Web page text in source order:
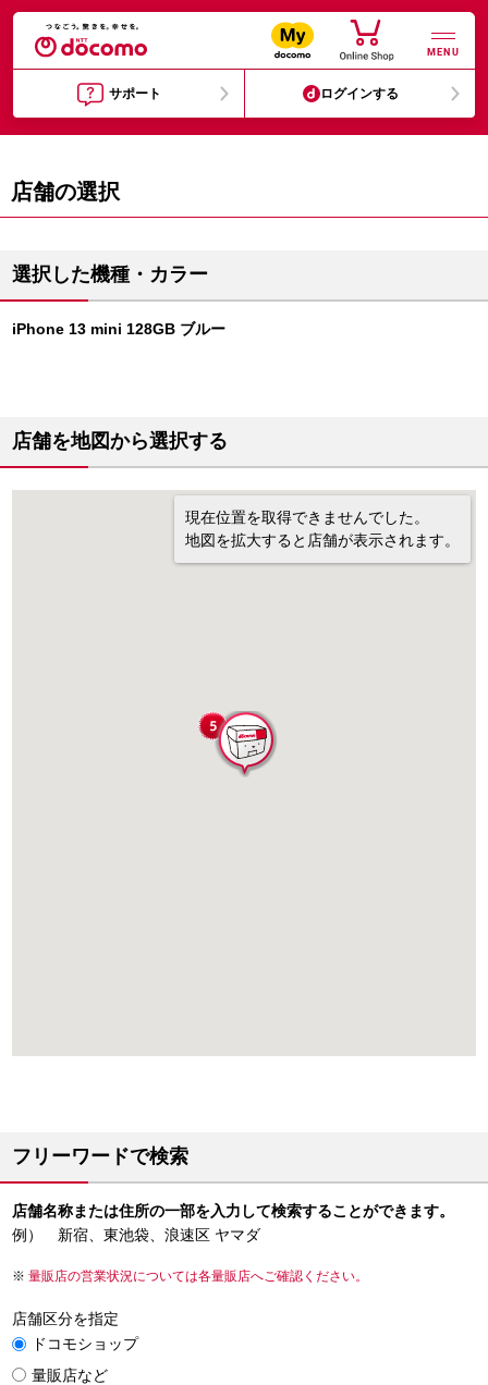
MENU
サポート ログインする
店舗の選択
選択した機種・カラー
iPhone 13 mini 128GB ブルー
店舗を地図から選択する
現在位置を取得できませんでした。
地図を拡大すると店舗が表示されます。
フリーワードで検索
店舗名称または住所の一部を入力して検索することができます。
例） 新宿、東池袋、浪速区 ヤマダ
量販店の営業状況については各量販店へご確認ください。
店舗区分を指定
ドコモショップ
量販店など